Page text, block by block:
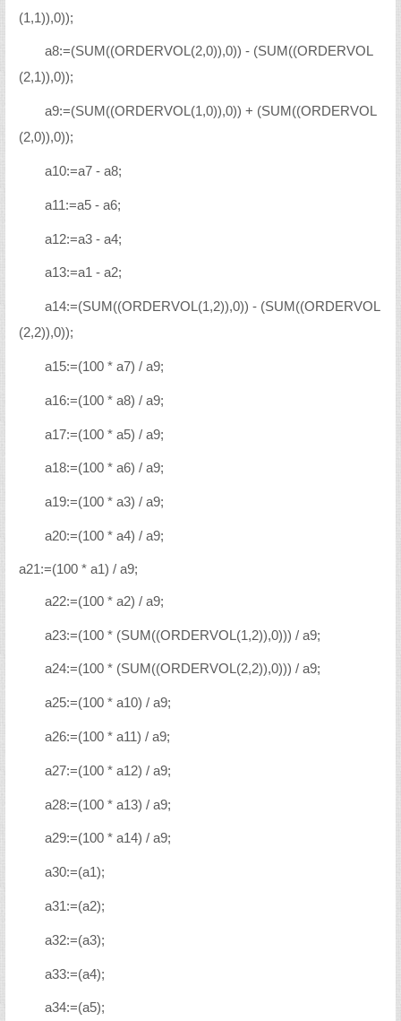
(1,1)),0));
a8:=(SUM((ORDERVOL(2,0)),0)) - (SUM((ORDERVOL
(2,1)),0));
a9:=(SUM((ORDERVOL(1,0)),0)) + (SUM((ORDERVOL
(2,0)),0));
a10:=a7 - a8;
a11:=a5 - a6;
a12:=a3 - a4;
a13:=a1 - a2;
a14:=(SUM((ORDERVOL(1,2)),0)) - (SUM((ORDERVOL
(2,2)),0));
a15:=(100 * a7) / a9;
a16:=(100 * a8) / a9;
a17:=(100 * a5) / a9;
a18:=(100 * a6) / a9;
a19:=(100 * a3) / a9;
a20:=(100 * a4) / a9;
a21:=(100 * a1) / a9;
a22:=(100 * a2) / a9;
a23:=(100 * (SUM((ORDERVOL(1,2)),0))) / a9;
a24:=(100 * (SUM((ORDERVOL(2,2)),0))) / a9;
a25:=(100 * a10) / a9;
a26:=(100 * a11) / a9;
a27:=(100 * a12) / a9;
a28:=(100 * a13) / a9;
a29:=(100 * a14) / a9;
a30:=(a1);
a31:=(a2);
a32:=(a3);
a33:=(a4);
a34:=(a5);